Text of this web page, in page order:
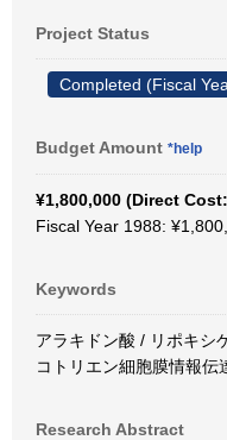
Project Status
Completed (Fiscal
Budget Amount *help
¥1,800,000 (Direct
Fiscal Year 1988:
Keywords
アラキドン酸 / リポキシ
コトリエン細胞膜情報伝
Research Abstract